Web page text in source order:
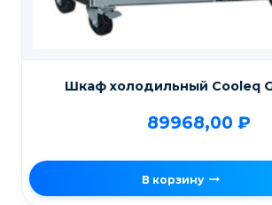
Шкаф холодильный Cooleq
89968,00 ₽
В корзину